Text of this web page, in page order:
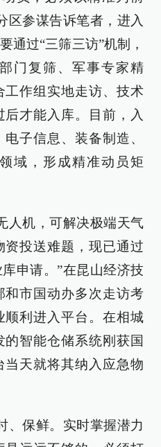
区参谋告诉笔者，进入
通过“三筛三访”机制，
门复筛、军事专家精
作组实地走访、技术
才能入库。目前，入
子信息、装备制造、
域，形成精准动员矩
人机，可解决极端天气
投送难题，现已通过
申请。”在昆山经济技
和市国动办多次走访考
利进入平台。在相城
的智能仓储系统刚获国
天就将其纳入应急物
、保鲜。实时掌握潜力